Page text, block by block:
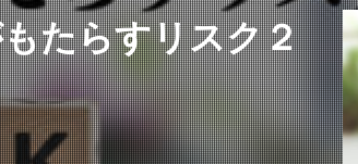
たらすリスク２